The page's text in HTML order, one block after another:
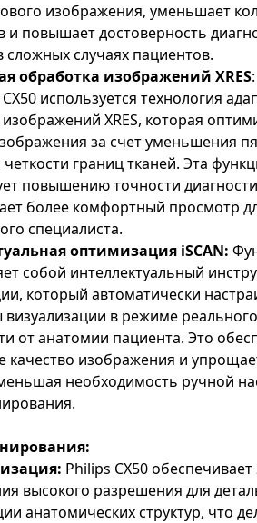
изображения, уменьшает
и повышает достоверность
сложных случаях пациентов.
обработка изображений XRES
используется технология
XRES, которая
за счет уменьшения
границ тканей. Эта
повышению точности
более комфортный просмотр
специалиста.
оптимизация iSCAN:
собой интеллектуальный
который автоматически
в режиме
от анатомии пациента. Это
качество изображения и
необходимость ручной
Philips CX50 обеспечивает
высокого разрешения для
анатомических структур, что